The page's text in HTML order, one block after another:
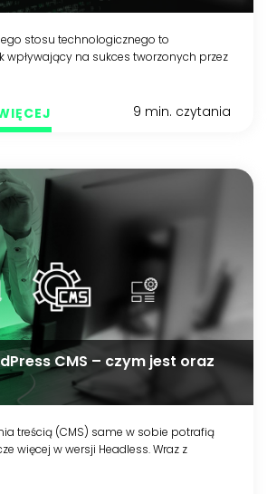
stosu technologicznego to
wpływający na sukces tworzonych przez
9 min. czytania
CMS – czym jest oraz
treścią (CMS) same w sobie potrafią
więcej w wersji Headless. Wraz z